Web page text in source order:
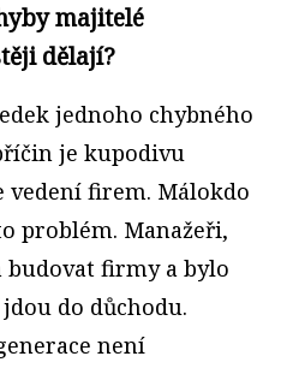
majitelé
dělají?
jednoho chybného
je kupodivu
vedení firem. Málokdo
problém. Manažeři,
budovat firmy a bylo
do důchodu.
není